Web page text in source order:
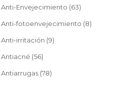
Anti-Envejecimiento (63)
Anti-fotoenvejecimiento (8)
Anti-irritación (9)
Antiacné (56)
Antiarrugas (78)